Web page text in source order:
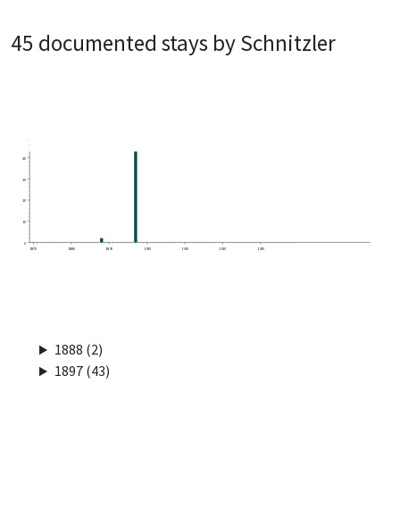
45 documented stays by Schnitzler
0
10
20
30
40
1870 1880 1890 1900 1910 1920 1930
1888 (2)
1897 (43)